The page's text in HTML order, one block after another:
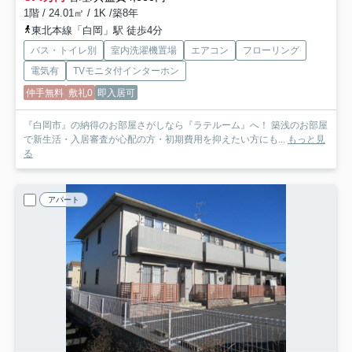
1階 / 24.01㎡ / 1K /築8年
東北本線「白岡」駅 徒歩4分
バス・トイレ別 室内洗濯機置場 エアコン
フローリング
電気有
TVモニタ付インターホン
仲手無料 敷礼0 即入居可
『白岡市』の納得のお部屋さがしなら『ラテルーム』へ！ 築浅のお部屋
で新生活・入居審査が心配の方・初期費用を抑えたい方にも... もっと見
る
アパート